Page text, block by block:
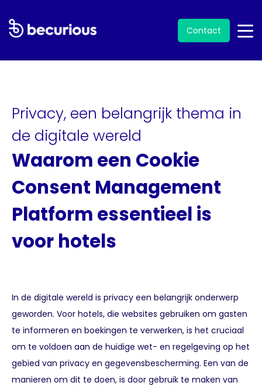
Contact
Waarom een Cookie
Consent Management
Platform essentieel is
voor hotels
Privacy, een belangrijk thema in
de digitale wereld
In de digitale wereld is privacy een belangrijk onderwerp
geworden. Voor hotels, die websites gebruiken om gasten
te informeren en boekingen te verwerken, is het cruciaal
om te voldoen aan de huidige wet- en regelgeving op het
gebied van privacy en gegevensbescherming. Een van de
manieren om dit te doen, is door gebruik te maken van